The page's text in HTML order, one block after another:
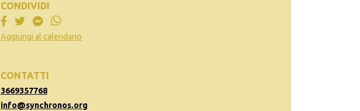
CONDIVIDI
Aggiungi al calendario
CONTATTI
3669357768
info@synchronos.org